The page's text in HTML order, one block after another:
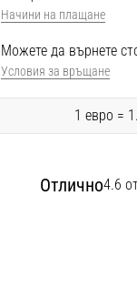
Начини на плащане
Можете да върнете
Условия за връщане
1 евро =
Отлично4.6